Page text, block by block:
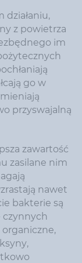
działaniu,
z powietrza
im
go w
przyswajalną
zawartość
zasilane nim
nawet
bakterie są
czynnych